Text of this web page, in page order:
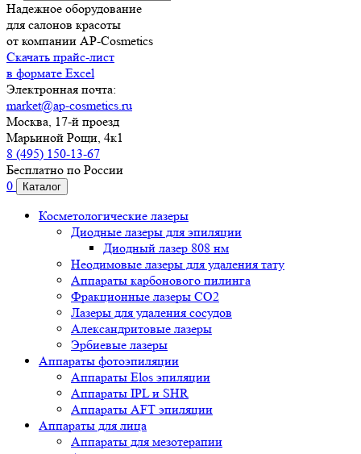
Надежное оборудование
для салонов красоты
от компании AP-Cosmetics
Скачать прайс-лист
в формате Excel
Электронная почта:
market@ap-cosmetics.ru
Москва, 17-й проезд
Марьиной Рощи, 4к1
8 (495) 150-13-67
Бесплатно по России
0
Каталог
Косметологические лазеры
Диодные лазеры для эпиляции
Диодный лазер 808 нм
Неодимовые лазеры для удаления тату
Аппараты карбонового пилинга
Фракционные лазеры CO2
Лазеры для удаления сосудов
Александритовые лазеры
Эрбиевые лазеры
Аппараты фотоэпиляции
Аппараты Elos эпиляции
Аппараты IPL и SHR
Аппараты AFT эпиляции
Аппараты для лица
Аппараты для мезотерапии